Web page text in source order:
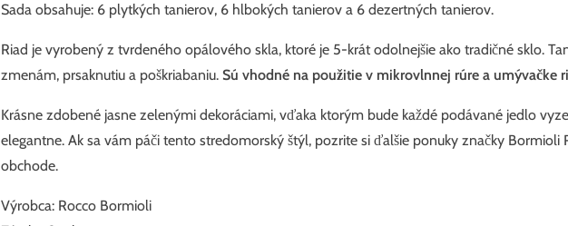
Sada obsahuje: 6 plytkých tanierov, 6 hlbokých tanierov a 6 dezertných tanierov.
Riad je vyrobený z tvrdeného opálového skla, ktoré je 5-krát odolnejšie ako tradičné sklo.
zmenám, prsaknutiu a poškriabaniu. Sú vhodné na použitie v mikrovlnnej rúre a umývačke
Krásne zdobené jasne zelenými dekoráciami, vďaka ktorým bude každé podávané jedlo
elegantne. Ak sa vám páči tento stredomorský štýl, pozrite si ďalšie ponuky značky Bormioli
obchode.
Výrobca: Rocco Bormioli